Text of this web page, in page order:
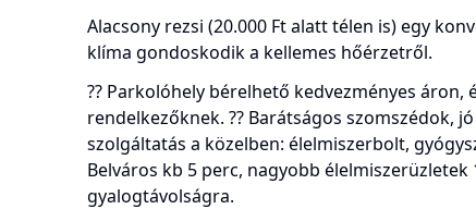
Alacsony rezsi (20.000 Ft alatt télen is) egy
klíma gondoskodik a kellemes hőérzetről.
?? Parkolóhely bérelhető kedvezményes áron,
rendelkezőknek. ?? Barátságos szomszédok,
szolgáltatás a közelben: élelmiszerbolt,
Belváros kb 5 perc, nagyobb
gyalogtávolságra.